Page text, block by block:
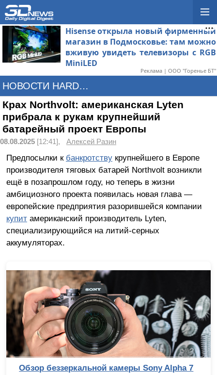
Hisense открыла новый фирменный
магазин в Подмосковье: там можно
вживую увидеть телевизоры с RGB
MiniLED
Реклама | ООО "Горенье БТ"
НОВОСТИ HARDWARE
Крах Northvolt: американская Lyten
прибрала к рукам крупнейший
батарейный проект Европы
08.08.2025 [12:41], Алексей Разин
Предпосылки к банкротствукрупнейшего в Европе
производителя тяговых батарей Northvolt возникли
ещё в позапрошлом году, но теперь в жизни
амбициозного проекта появилась новая глава —
европейские предприятия разорившейся компании
купитамериканский производитель Lyten,
специализирующийся на литий-серных
аккумуляторах.
Обзор беззеркальной камеры Sony Alpha 7